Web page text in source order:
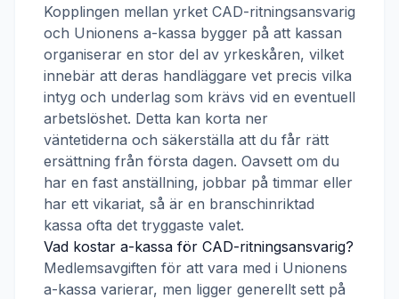
Kopplingen mellan yrket CAD-ritningsansvarig
och Unionens a-kassa bygger på att kassan
organiserar en stor del av yrkeskåren, vilket
innebär att deras handläggare vet precis vilka
intyg och underlag som krävs vid en eventuell
arbetslöshet. Detta kan korta ner
väntetiderna och säkerställa att du får rätt
ersättning från första dagen. Oavsett om du
har en fast anställning, jobbar på timmar eller
har ett vikariat, så är en branschinriktad
kassa ofta det tryggaste valet.
Vad kostar a-kassa för CAD-ritningsansvarig?
Medlemsavgiften för att vara med i Unionens
a-kassa varierar, men ligger generellt sett på